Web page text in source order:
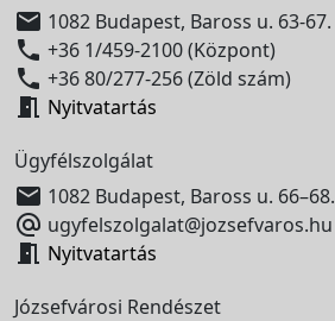
 1082 Budapest, Baross u. 63-67.
 +36 1/459-2100 (Központ)
 +36 80/277-256 (Zöld szám)
 Nyitvatartás
Ügyfélszolgálat
 1082 Budapest, Baross u. 66–68.
 ugyfelszolgalat@jozsefvaros.hu
 Nyitvatartás
Józsefvárosi Rendészet